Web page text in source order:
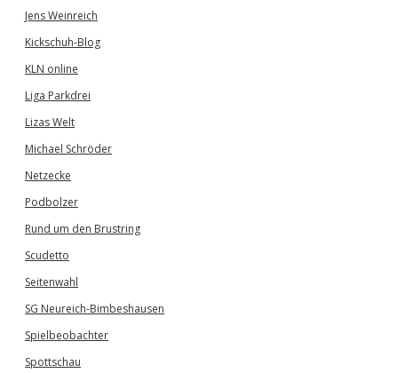
Jens Weinreich
Kickschuh-Blog
KLN online
Liga Parkdrei
Lizas Welt
Michael Schröder
Netzecke
Podbolzer
Rund um den Brustring
Scudetto
Seitenwahl
SG Neureich-Bimbeshausen
Spielbeobachter
Spottschau